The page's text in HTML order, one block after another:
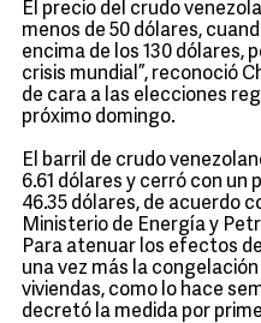
El precio del crudo
menos de 50 dólares,
encima de los 130 dólares,
crisis mundial”, reconoció
de cara a las elecciones
próximo domingo.
El barril de crudo
6.61 dólares y cerró con un
46.35 dólares, de acuerdo
Ministerio de Energía y
Para atenuar los efectos
una vez más la
viviendas, como lo hace
decretó la medida por